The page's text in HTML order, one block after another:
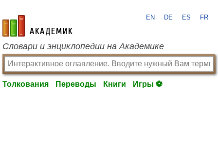
academic.ru
EN DE ES FR
Словари и энциклопедии на Академике
Толкования Переводы Книги Игры ⚽